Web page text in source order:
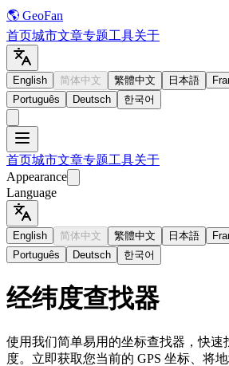
🌎 GeoFan
首页城市文章专题工具关于
English 简体中文 繁體中文 日本語
Português
Deutsch 한국어
首页城市文章专题工具关于
Appearance
Language
English 简体中文 繁體中文 日本語
Português
Deutsch 한국어
经纬度查找器
使用我们简单易用的坐标查找器，快速
度。立即获取您当前的 GPS 坐标、将